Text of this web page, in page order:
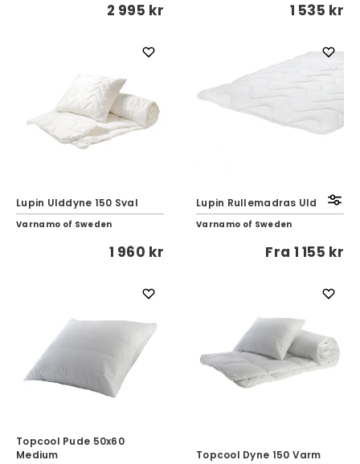
2 995 kr 1 535 kr
Lupin Ulddyne 150 Sval
Varnamo of Sweden
1 960 kr
Lupin Rullemadras Uld
Varnamo of Sweden
Fra 1 155 kr
Topcool Pude 50x60
Medium
Topcool Dyne 150 Varm